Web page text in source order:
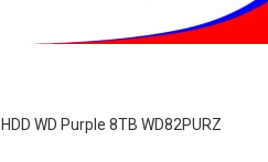
HDD WD Purple 8TB WD82PURZ